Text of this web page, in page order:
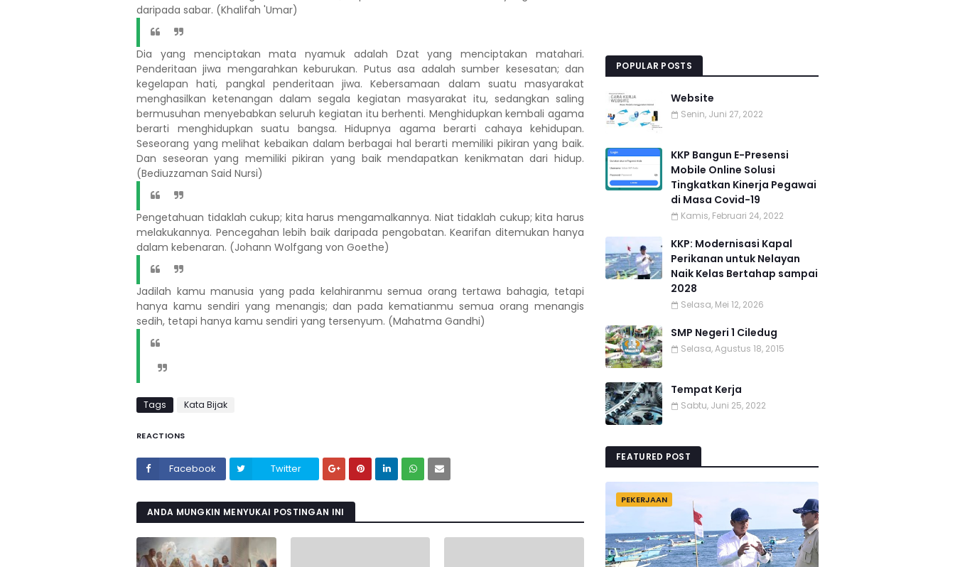
daripada sabar. (Khalifah 'Umar)
Dia yang menciptakan mata nyamuk adalah Dzat yang menciptakan matahari.
Penderitaan jiwa mengarahkan keburukan. Putus asa adalah sumber kesesatan; dan
kegelapan hati, pangkal penderitaan jiwa. Kebersamaan dalam suatu masyarakat
menghasilkan ketenangan dalam segala kegiatan masyarakat itu, sedangkan saling
bermusuhan menyebabkan seluruh kegiatan itu berhenti. Menghidupkan kembali agama
berarti menghidupkan suatu bangsa. Hidupnya agama berarti cahaya kehidupan.
Seseorang yang melihat kebaikan dalam berbagai hal berarti memiliki pikiran yang baik.
Dan seseoran yang memiliki pikiran yang baik mendapatkan kenikmatan dari hidup.
(Bediuzzaman Said Nursi)
Pengetahuan tidaklah cukup; kita harus mengamalkannya. Niat tidaklah cukup; kita harus
melakukannya. Pencegahan lebih baik daripada pengobatan. Kearifan ditemukan hanya
dalam kebenaran. (Johann Wolfgang von Goethe)
Jadilah kamu manusia yang pada kelahiranmu semua orang tertawa bahagia, tetapi
hanya kamu sendiri yang menangis; dan pada kematianmu semua orang menangis
sedih, tetapi hanya kamu sendiri yang tersenyum. (Mahatma Gandhi)
Tags Kata Bijak
REACTIONS
Facebook Twitter
ANDA MUNGKIN MENYUKAI POSTINGAN INI
POPULAR POSTS
Website
Senin, Juni 27, 2022
KKP Bangun E-Presensi
Mobile Online Solusi
Tingkatkan Kinerja Pegawai
di Masa Covid-19
Kamis, Februari 24, 2022
KKP: Modernisasi Kapal
Perikanan untuk Nelayan
Naik Kelas Bertahap sampai
2028
Selasa, Mei 12, 2026
SMP Negeri 1 Ciledug
Selasa, Agustus 18, 2015
Tempat Kerja
Sabtu, Juni 25, 2022
FEATURED POST
PEKERJAAN